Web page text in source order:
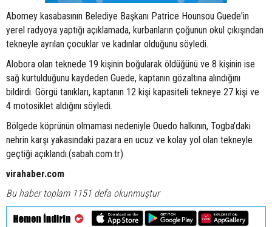
Abomey kasabasının Belediye Başkanı Patrice Hounsou Guede'in
yerel radyoya yaptığı açıklamada, kurbanların çoğunun okul çıkışından
tekneyle ayrılan çocuklar ve kadınlar olduğunu söyledi.
Alobora olan teknede 19 kişinin boğularak öldüğünü ve 8 kişinin ise
sağ kurtulduğunu kaydeden Guede, kaptanın gözaltına alındığını
bildirdi. Görgü tanıkları, kaptanın 12 kişi kapasiteli tekneye 27 kişi ve
4 motosiklet aldığını söyledi.
Bölgede köprünün olmaması nedeniyle Ouedo halkının, Togba'daki
nehrin karşı yakasındaki pazara en ucuz ve kolay yol olan tekneyle
geçtiği açıklandı.(sabah.com.tr)
virahaber.com
Bu haber toplam 1151 defa okunmuştur